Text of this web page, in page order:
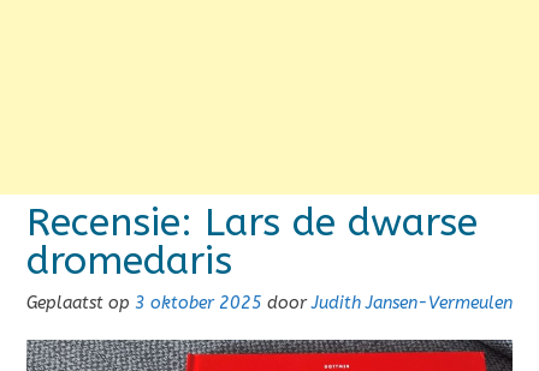
Recensie: Lars de dwarse
dromedaris
Geplaatst op 3 oktober 2025 doorJudith Jansen-Vermeulen